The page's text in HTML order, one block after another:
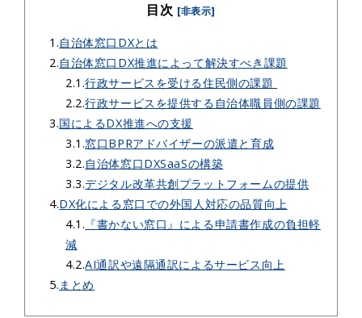
目次 [非表示]
1.自治体窓口DXとは
2.自治体窓口DX推進によって解決すべき課題
2.1.行政サービスを受ける住民側の課題
2.2.行政サービスを提供する自治体職員側の課題
3.国によるDX推進への支援
3.1.窓口BPRアドバイザーの派遣と育成
3.2.自治体窓口DXSaaSの構築
3.3.デジタル改革共創プラットフォームの提供
4.DX化による窓口での外国人対応の品質向上
4.1. 『書かない窓口』による申請書作成の負担軽
減
4.2.AI通訳や遠隔通訳によるサービス向上
5.まとめ